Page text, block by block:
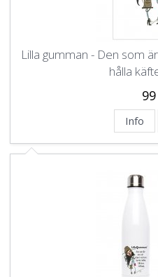
Lilla gumman - Den som
hålla
Info